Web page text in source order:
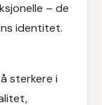
– de
identitet.
sterkere i